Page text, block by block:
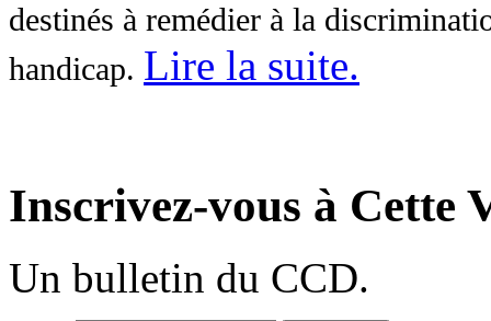
destinés à remédier à la
handicap. Lire la suite.
Inscrivez-vous à Cette
Un bulletin du CCD.